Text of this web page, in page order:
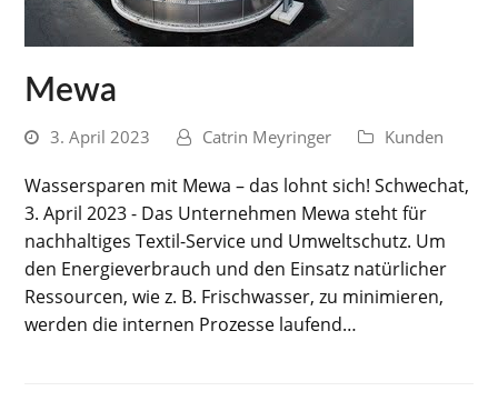
Mewa
3. April 2023 Catrin Meyringer Kunden
Wassersparen mit Mewa – das lohnt sich! Schwechat,
3. April 2023 - Das Unternehmen Mewa steht für
nachhaltiges Textil-Service und Umweltschutz. Um
den Energieverbrauch und den Einsatz natürlicher
Ressourcen, wie z. B. Frischwasser, zu minimieren,
werden die internen Prozesse laufend…